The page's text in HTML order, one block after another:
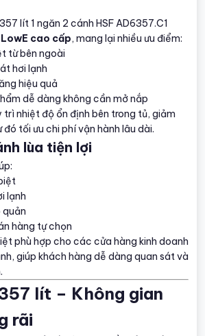
lít 1 ngăn 2 cánh HSF AD6357.C1
cao cấp, mang lại nhiều ưu điểm:
từ bên ngoài
hơi lạnh
hiệu quả
dễ dàng không cần mở nắp
trì nhiệt độ ổn định bên trong tủ, giảm
tối ưu chi phí vận hành lâu dài.
lùa tiện lợi
lạnh
quản
hàng tự chọn
phù hợp cho các cửa hàng kinh doanh
giúp khách hàng dễ dàng quan sát và
lít – Không gian
rãi